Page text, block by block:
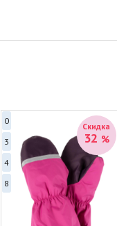
прямого кроя, со
— Встроенные
Материалы и
•Состав:
Верх — 100%
утеплитель — 100%
•Цвет: розовый, фуксия,
Скидка
32 %
0
3
4
8